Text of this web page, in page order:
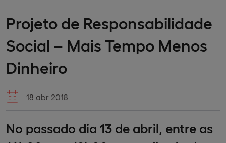
Projeto de Responsabilidade
Social – Mais Tempo Menos
Dinheiro
18 abr 2018
No passado dia 13 de abril, entre as